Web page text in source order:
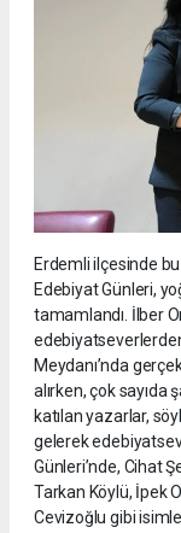
Erdemli ilçesinde
Edebiyat Günleri,
tamamlandı. İlber
Meydanı’nda
alırken, çok sayıda
katılan yazarlar,
gelerek
Günleri’nde, Cihat
Tarkan Köylü, İpek
Cevizoğlu gibi